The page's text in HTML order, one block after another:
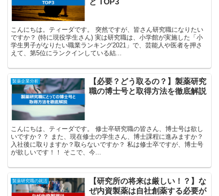
と TOP3
こんにちは。ティーダです。 突然ですが、皆さん研究職になりたい
ですか？ (特に現役学生さん) 実は研究職は、小学館が実施した「小
学生男子がなりたい職業ランキング2021」で、芸能人や医者を押さ
えて、第5位にランクインしている結...
製薬企業分析
【必要？どう取るの？】製薬研究
職の博士号と取得方法を徹底解説
こんにちは、ティーダです。 修士卒研究職の皆さん、博士号は欲し
いですか？？ また、現在修士の学生さん、博士課程に進みますか？
入社後に取りますか？取らないですか？ 私は修士卒ですが、博士号
が欲しいです！！ そこで、今...
製薬研究職の就活
【研究所の将来は厳しい！？】な
ぜ内資製薬は自社創薬する必要が